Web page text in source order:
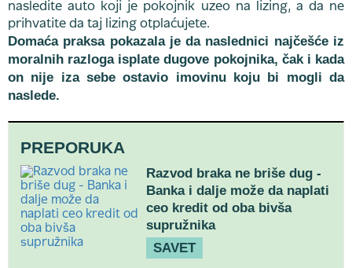
nasledite auto koji je pokojnik uzeo na lizing, a da ne
prihvatite da taj lizing otplaćujete.
Domaća praksa pokazala je da naslednici najčešće iz
moralnih razloga isplate dugove pokojnika, čak i kada
on nije iza sebe ostavio imovinu koju bi mogli da
naslede.
PREPORUKA
Razvod braka ne briše dug -
Banka i dalje može da naplati
ceo kredit od oba bivša
supružnika
SAVET